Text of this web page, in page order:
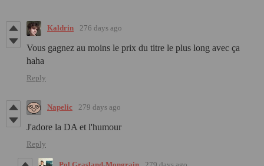
Kaldrin 276 days ago
Vous gagnez au moins le prix du titre le plus long avec ça
haha
Reply
Napelic 279 days ago
J'adore la DA et l'humour
Reply